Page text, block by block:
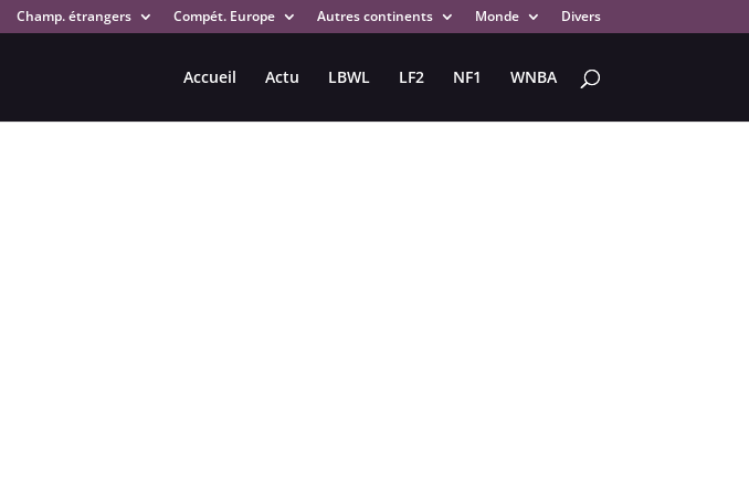
Champ. étrangers Compét. Europe Autres continents Monde Divers
Accueil Actu LBWL LF2 NF1 WNBA